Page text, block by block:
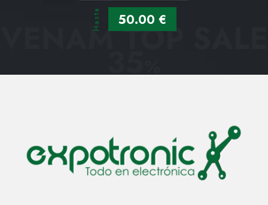
Hasta 50.00 €
VENAM TOP SALE